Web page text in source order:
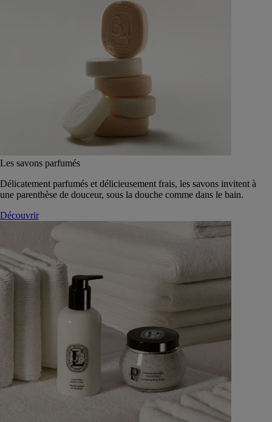
Les savons parfumés
Délicatement parfumés et délicieusement frais, les savons invitent à
une parenthèse de douceur, sous la douche comme dans le bain.
Découvrir